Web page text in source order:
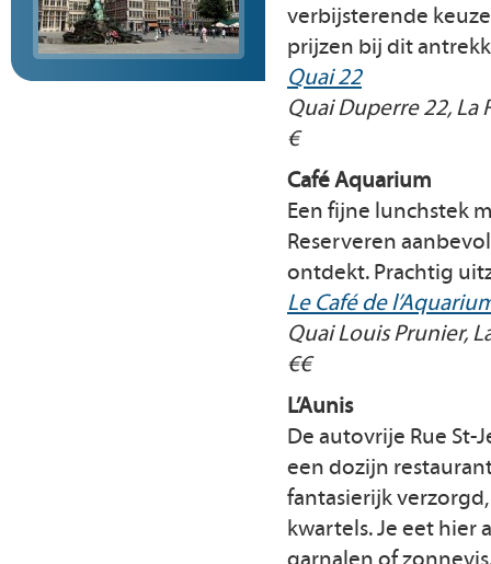
verbijsterende
prijzen bij dit
Quai 22
Quai Duperre 22, La
€
Café Aquarium
Een fijne lunchstek
Reserveren
ontdekt. Prachtig
Le Café de
Quai Louis Prunier,
€€
L’Aunis
De autovrije Rue St-
een dozijn
fantasierijk
kwartels. Je eet